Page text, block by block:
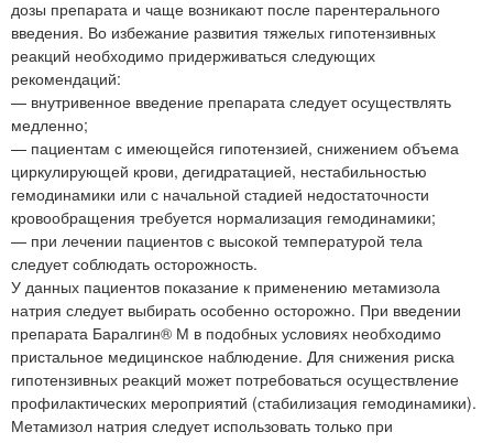
дозы препарата и чаще возникают после парентерального
введения. Во избежание развития тяжелых гипотензивных
реакций необходимо придерживаться следующих
рекомендаций:
— внутривенное введение препарата следует осуществлять
медленно;
— пациентам с имеющейся гипотензией, снижением объема
циркулирующей крови, дегидратацией, нестабильностью
гемодинамики или с начальной стадией недостаточности
кровообращения требуется нормализация гемодинамики;
— при лечении пациентов с высокой температурой тела
следует соблюдать осторожность.
У данных пациентов показание к применению метамизола
натрия следует выбирать особенно осторожно. При введении
препарата Баралгин® М в подобных условиях необходимо
пристальное медицинское наблюдение. Для снижения риска
гипотензивных реакций может потребоваться осуществление
профилактических мероприятий (стабилизация гемодинамики).
Метамизол натрия следует использовать только при